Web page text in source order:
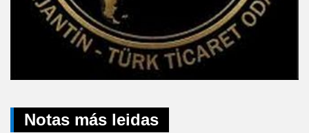
Notas más leidas